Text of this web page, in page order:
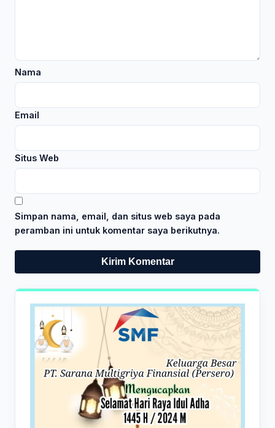
Nama
Email
Situs Web
Simpan nama, email, dan situs web saya pada
peramban ini untuk komentar saya berikutnya.